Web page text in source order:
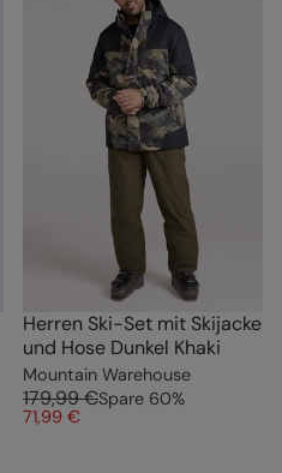
Herren Ski-Set mit Skijacke
und Hose Dunkel Khaki
Mountain Warehouse
179,99 €Spare 60%
71,99 €